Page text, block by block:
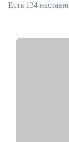
Есть 134